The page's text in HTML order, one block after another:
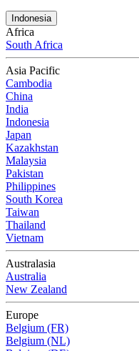
Indonesia
Africa
South Africa
Asia Pacific
Cambodia
China
India
Indonesia
Japan
Kazakhstan
Malaysia
Pakistan
Philippines
South Korea
Taiwan
Thailand
Vietnam
Australasia
Australia
New Zealand
Europe
Belgium (FR)
Belgium (NL)